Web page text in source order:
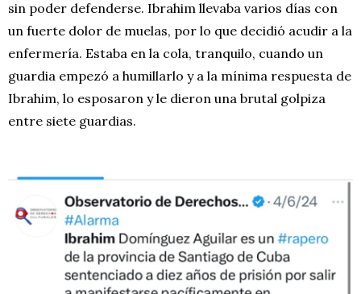
sin poder defenderse. Ibrahim llevaba varios días con
un fuerte dolor de muelas, por lo que decidió acudir a la
enfermería. Estaba en la cola, tranquilo, cuando un
guardia empezó a humillarlo y a la mínima respuesta de
Ibrahim, lo esposaron y le dieron una brutal golpiza
entre siete guardias.